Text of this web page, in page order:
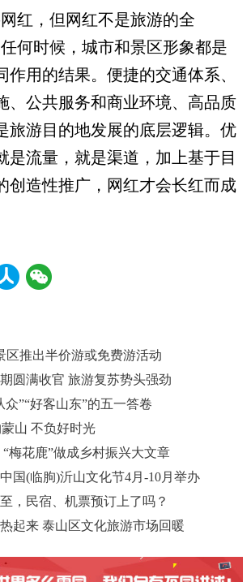
，但网红不是旅游的全
何时候，城市和景区形象都是
作用的结果。便捷的交通体系、
、公共服务和商业环境、高品质
旅游目的地发展的底层逻辑。优
是流量，就是渠道，加上基于目
创造性推广，网红才会长红而成
区推出半价游或免费游活动
圆满收官 旅游复苏势头强劲
”“好客山东”的五一答卷
山 不负好时光
梅花鹿”做成乡村振兴大文章
国(临朐)沂山文化节4月-10月举办
，民宿、机票预订上了吗？
起来 泰山区文化旅游市场回暖